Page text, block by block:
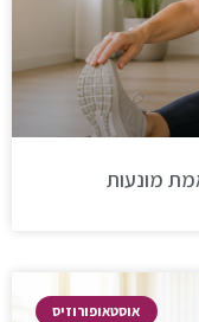
מונעות
אוסטאופורוזיס